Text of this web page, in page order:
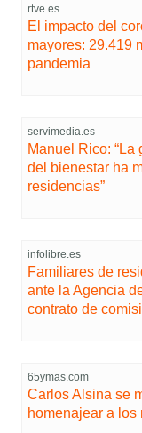
rtve.es
El impacto del
mayores: 29.419
pandemia
servimedia.es
Manuel Rico:
del bienestar ha
residencias”
infolibre.es
Familiares de
ante la Agencia
contrato de
65ymas.com
Carlos Alsina se
homenajear a los